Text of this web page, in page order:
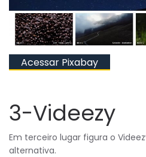
Acessar Pixabay
3-Videezy
Em terceiro lugar figura o
alternativa.